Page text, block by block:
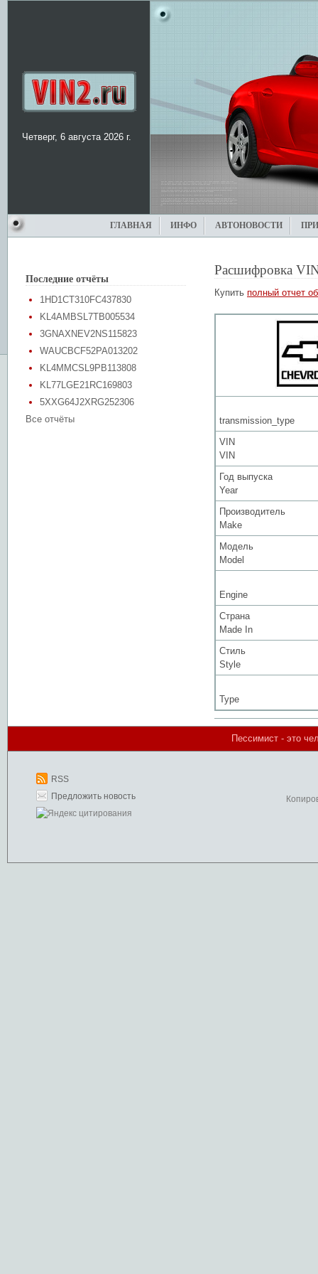
Четверг, 6 августа 2026 г.
ГЛАВНАЯ ИНФО АВТОНОВОСТИ
Последние отчёты
1HD1CT310FC437830
KL4AMBSL7TB005534
3GNAXNEV2NS115823
WAUCBCF52PA013202
KL4MMCSL9PB113808
KL77LGE21RC169803
5XXG64J2XRG252306
Все отчёты
Расшифровка
Купить полный отчет
transmission_type
VIN
VIN
Год выпуска
Year
Производитель
Make
Модель
Model
Engine
Страна
Made In
Стиль
Style
Type
Пессимист - это
RSS
Предложить новость